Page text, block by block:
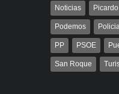
Noticias Picardo
Podemos
PP PSOE
San Roque